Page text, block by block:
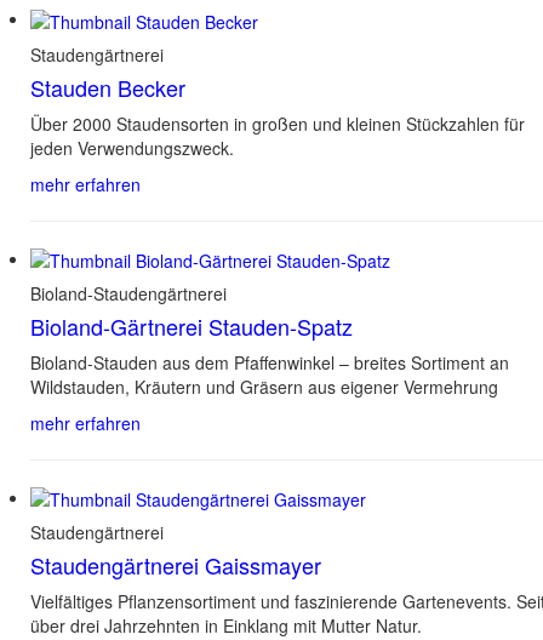
Staudengärtnerei
Stauden Becker
Über 2000 Staudensorten in großen und kleinen Stückzahlen für
jeden Verwendungszweck.
mehr erfahren
Bioland-Staudengärtnerei
Bioland-Gärtnerei Stauden-Spatz
Bioland-Stauden aus dem Pfaffenwinkel – breites Sortiment an
Wildstauden, Kräutern und Gräsern aus eigener Vermehrung
mehr erfahren
Staudengärtnerei
Staudengärtnerei Gaissmayer
Vielfältiges Pflanzensortiment und faszinierende Gartenevents.
über drei Jahrzehnten in Einklang mit Mutter Natur.